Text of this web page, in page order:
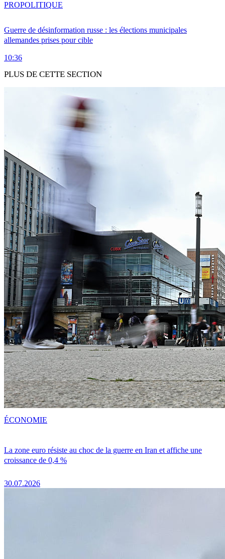
Guerre de désinformation russe : les élections municipales
allemandes prises pour cible
10:36
PROPOLITIQUE
PLUS DE CETTE SECTION
La zone euro résiste au choc de la guerre en Iran et affiche une
croissance de 0,4 %
30.07.2026
ÉCONOMIE